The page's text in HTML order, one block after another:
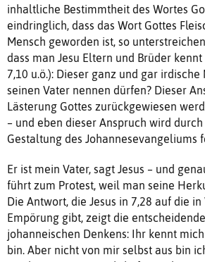
inhaltliche Bestimmtheit des Wortes
eindringlich, dass das Wort Gottes
Mensch geworden ist, so
dass man Jesu Eltern und Brüder kennt
7,10 u.ö.): Dieser ganz und gar
seinen Vater nennen dürfen? Dieser
Lästerung Gottes zurückgewiesen
– und eben dieser Anspruch wird
Gestaltung des Johannesevangeliums
Er ist mein Vater, sagt Jesus – und
führt zum Protest, weil man seine
Die Antwort, die Jesus in 7,28 auf die in
Empörung gibt, zeigt die
johanneischen Denkens: Ihr kennt
bin. Aber nicht von mir selbst aus bin